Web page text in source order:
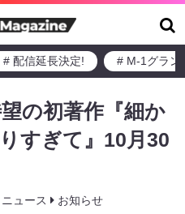
# 配信延長決定! # M-1グラン
の初著作『細か
すぎて』10月30
ニュース お知らせ